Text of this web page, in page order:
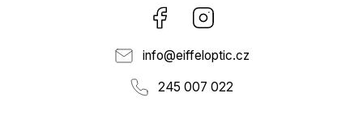
Facebook
info@eiffeloptic.cz
245 007 022